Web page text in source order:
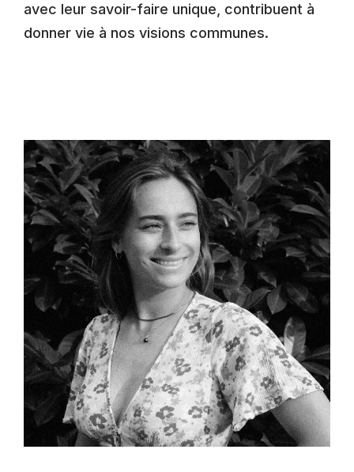
avec leur savoir-faire unique, contribuent à
donner vie à nos visions communes.